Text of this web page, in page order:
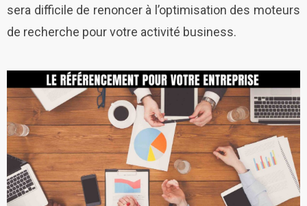
sera difficile de renoncer à l’optimisation des moteurs
de recherche pour votre activité business.